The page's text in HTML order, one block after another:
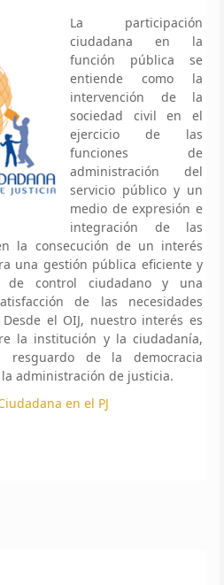
La participación
ciudadana en la
función pública se
entiende como la
intervención de la
sociedad civil en el
ejercicio de las
funciones de
administración del
servicio público y un
medio de expresión e
integración de las
la consecución de un interés
una gestión pública eficiente y
de control ciudadano y una
de las necesidades
el OIJ, nuestro interés es
la institución y la ciudadanía,
de la democracia
administración de justicia.
en el PJ